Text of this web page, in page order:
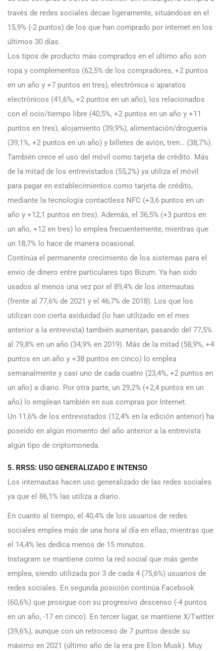
través de redes sociales decae ligeramente, situándose en el
15,9% (-2 puntos) de los que han comprado por internet en los
últimos 30 días.
Los tipos de producto más comprados en el último año son
ropa y complementos (62,5% de los compradores, +2 puntos
en un año y +7 puntos en tres), electrónica o aparatos
electrónicos (41,6%, +2 puntos en un año), los relacionados
con el ocio/tiempo libre (40,5%, +2 puntos en un año y +11
puntos en tres), alojamiento (39,9%), alimentación/droguería
(39,1%, +2 puntos en un año) y billetes de avión, tren… (38,7%).
También crece el uso del móvil como tarjeta de crédito. Más
de la mitad de los entrevistados (55,2%) ya utiliza el móvil
para pagar en establecimientos como tarjeta de crédito,
mediante la tecnología contactless NFC (+3,6 puntos en un
año y +12,1 puntos en tres). Además, el 36,5% (+3 puntos en
un año, +12 en tres) lo emplea frecuentemente, mientras que
un 18,7% lo hace de manera ocasional.
Continúa el permanente crecimiento de los sistemas para el
envío de dinero entre particulares tipo Bizum. Ya han sido
usados al menos una vez por el 89,4% de los internautas
(frente al 77,6% de 2021 y el 46,7% de 2018). Los que los
utilizan con cierta asiduidad (lo han utilizado en el mes
anterior a la entrevista) también aumentan, pasando del 77,5%
al 79,8% en un año (34,9% en 2019). Más de la mitad (58,9%, +4
puntos en un año y +38 puntos en cinco) lo emplea
semanalmente y casi uno de cada cuatro (23,4%, +2 puntos en
un año) a diario. Por otra parte, un 29,2% (+2,4 puntos en un
año) lo emplean también en sus compras por Internet.
Un 11,6% de los entrevistados (12,4% en la edición anterior) ha
poseído en algún momento del año anterior a la entrevista
algún tipo de criptomoneda.
5. RRSS: USO GENERALIZADO E INTENSO
Los internautas hacen uso generalizado de las redes sociales
ya que el 86,1% las utiliza a diario.
En cuanto al tiempo, el 40,4% de los usuarios de redes
sociales emplea más de una hora al día en ellas; mientras que
el 14,4% les dedica menos de 15 minutos.
Instagram se mantiene como la red social que más gente
emplea, siendo utilizada por 3 de cada 4 (75,6%) usuarios de
redes sociales. En segunda posición continúa Facebook
(60,6%) que prosigue con su progresivo descenso (-4 puntos
en un año, -17 en cinco). En tercer lugar, se mantiene X/Twitter
(39,6%), aunque con un retroceso de 7 puntos desde su
máximo en 2021 (último año de la era pre Elon Musk). Muy